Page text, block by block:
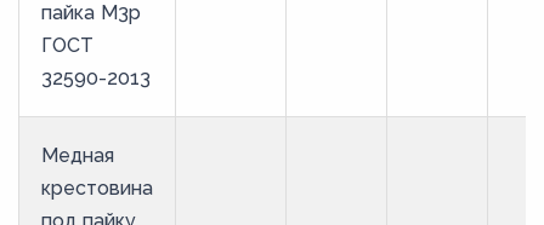
пайка М3р
ГОСТ
32590-2013
Медная
крестовина